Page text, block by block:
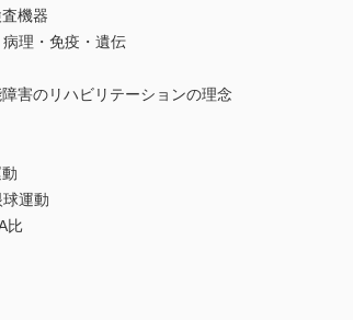
機器
理・免疫・遺伝
害のリハビリテーションの理念
運動
比